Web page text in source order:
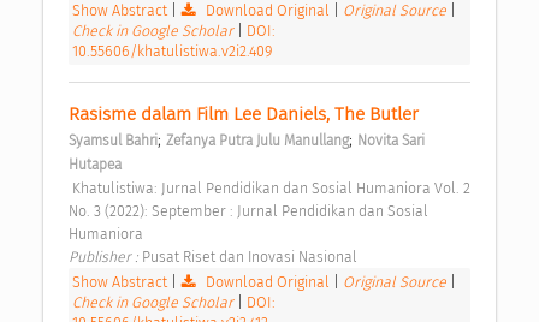
Show Abstract| Download Original Original Source
Check in Google Scholar
DOI:
10.55606/khatulistiwa.v2i2.409
Rasisme dalam Film Lee Daniels, The Butler
Syamsul Bahri; Zefanya Putra Julu Manullang; Novita Sari
Hutapea
No. 3 (2022): September : Jurnal Pendidikan dan Sosial
Humaniora
Publisher : Pusat Riset dan Inovasi Nasional
Show Abstract| Download Original Original Source
Check in Google Scholar
DOI: